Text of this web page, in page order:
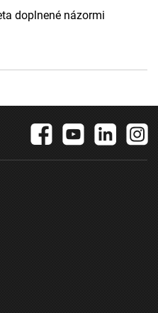
doplnené názormi